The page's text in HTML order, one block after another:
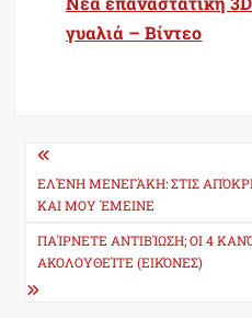
γυαλιά – Βίντεο
Post
navigation
ΕΛΈΝΗ ΜΕΝΕΓΆΚΗ: ΣΤΙΣ
ΚΑΙ ΜΟΥ ΈΜΕΙΝΕ
ΠΑΊΡΝΕΤΕ ΑΝΤΙΒΊΩΣΗ; ΟΙ 4
ΑΚΟΛΟΥΘΕΊΤΕ (ΕΙΚΌΝΕΣ)